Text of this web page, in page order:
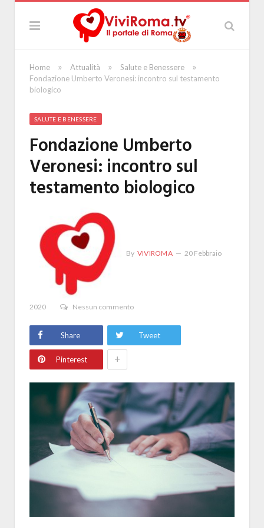
Home » Attualità » Salute e Benessere »
Fondazione Umberto Veronesi: incontro sul testamento
biologico
SALUTE E BENESSERE
Fondazione Umberto
Veronesi: incontro sul
testamento biologico
By VIVIROMA 20 Febbraio
2020 Nessun commento
Share Tweet
Pinterest +